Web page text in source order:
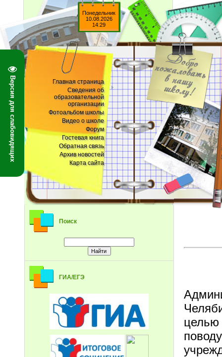
Версия для слабовидящих
Понедельник
10.08.2026
14:29
Главная страница
Сведения об
образовательной
организации
Фотоальбом школы
Видео о школе
Форум
Гостевая книга
Обратная связь
Архив новостей
Карта сайта
Поиск
ГИА/ЕГЭ
целью